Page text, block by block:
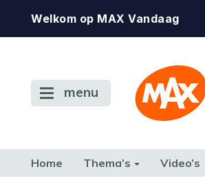
Welkom op MAX Vandaag
menu
Home Thema’s Video’s